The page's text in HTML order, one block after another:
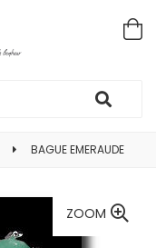
BAGUE EMERAUDE
ZOOM